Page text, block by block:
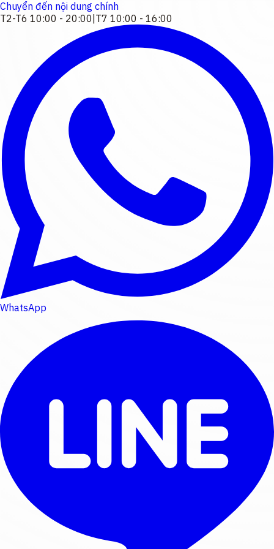
Chuyển đến nội dung chính
T2-T6 10:00 - 20:00 T7 10:00 - 16:00
WhatsApp